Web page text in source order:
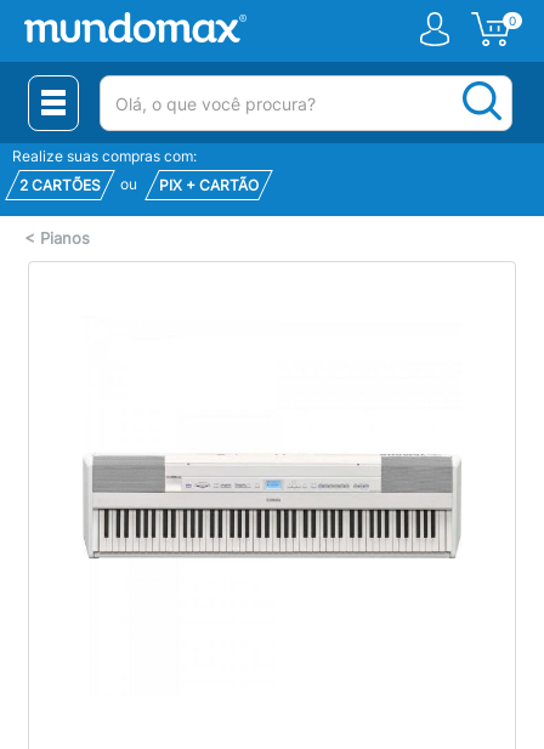
0
(pesquisar)
Realize suas compras com:
2 CARTÕES
ou PIX + CARTÃO
< Pianos